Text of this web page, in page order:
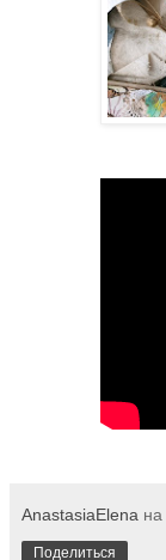
AnastasiaElena на
Поделиться